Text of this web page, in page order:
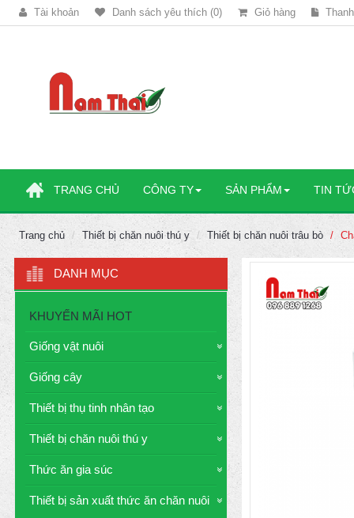
Tài khoản Danh sách yêu thích (0) Giỏ hàng
TRANG CHỦ CÔNG TY SẢN PHẨM TIN
Trang chủ Thiết bị chăn nuôi thú y Thiết bị chăn nuôi trâu bò
DANH MỤC
KHUYẾN MÃI HOT
Giống vật nuôi
Giống cây
Thiết bị thụ tinh nhân tạo
Thiết bị chăn nuôi thú y
Thức ăn gia súc
Thiết bị sản xuất thức ăn chăn nuôi